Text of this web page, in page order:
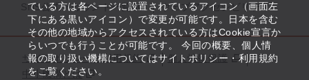
ている方は各ページに設置されているアイコン（画面左
下にある黒いアイコン）で変更が可能です。日本を含む
その他の地域からアクセスされている方はCookie宣言か
らいつでも行うことが可能です。 今回の概要、個人情
報の取り扱い機構についてはサイトポリシー・利用規約
をご覧ください。
SNS公式アカウント一覧
ウェブアクセシビリティ
サイトポリシー・利用規約
個人情報保護
中小機構とは